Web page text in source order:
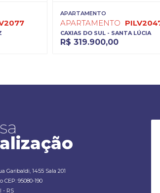
APARTAMENTO
APARTAMENTO
CAXIAS DO SUL - SANTA LÚCIA
R$ 319.900,00
Garibaldi, 1455 Sala 201
CEP: 95080-190
- RS